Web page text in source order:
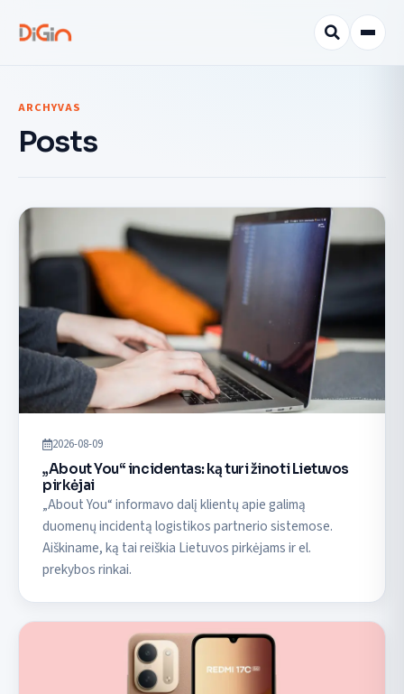
ARCHYVAS
Posts
2026-08-09
„About You“ incidentas: ką turi žinoti Lietuvos
pirkėjai
„About You“ informavo dalį klientų apie galimą
duomenų incidentą logistikos partnerio sistemose.
Aiškiname, ką tai reiškia Lietuvos pirkėjams ir el.
prekybos rinkai.